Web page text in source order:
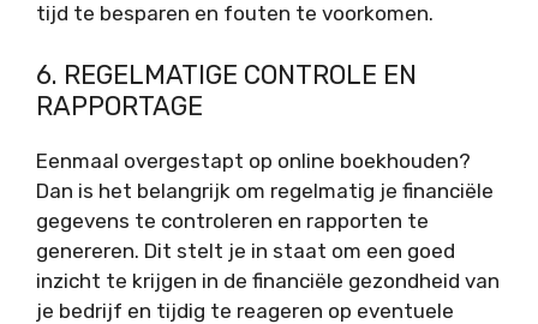
tijd te besparen en fouten te voorkomen.
6. REGELMATIGE CONTROLE EN
RAPPORTAGE
Eenmaal overgestapt op online boekhouden?
Dan is het belangrijk om regelmatig je financiële
gegevens te controleren en rapporten te
genereren. Dit stelt je in staat om een goed
inzicht te krijgen in de financiële gezondheid van
je bedrijf en tijdig te reageren op eventuele